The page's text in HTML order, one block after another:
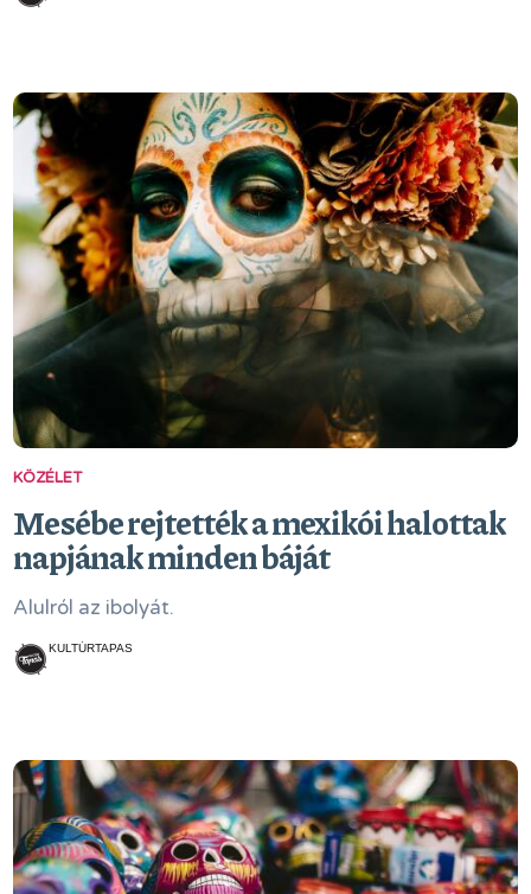
KÖZÉLET
Mesébe rejtették a mexikói halottak
napjának minden báját
Alulról az ibolyát.
KULTÚRTAPAS